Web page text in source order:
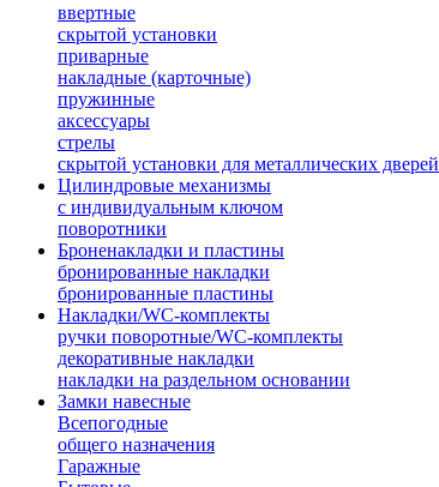
ввертные
скрытой установки
приварные
накладные (карточные)
пружинные
аксессуары
стрелы
скрытой установки для металлических дверей
Цилиндровые механизмы
с индивидуальным ключом
поворотники
Броненакладки и пластины
бронированные накладки
бронированные пластины
Накладки/WC-комплекты
ручки поворотные/WC-комплекты
декоративные накладки
накладки на раздельном основании
Замки навесные
Всепогодные
общего назначения
Гаражные